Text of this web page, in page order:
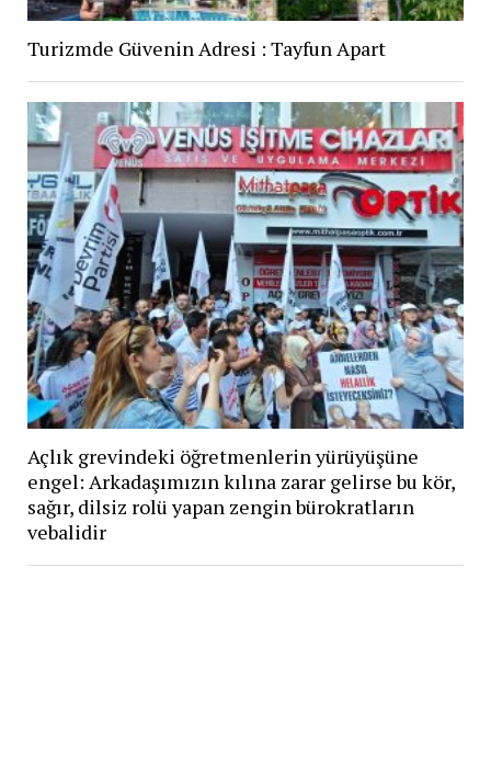
Turizmde Güvenin Adresi : Tayfun Apart
Açlık grevindeki öğretmenlerin yürüyüşüne
engel: Arkadaşımızın kılına zarar gelirse bu kör,
sağır, dilsiz rolü yapan zengin bürokratların
vebalidir